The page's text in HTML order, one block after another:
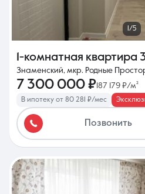
1/5
1-комнатная квартира
Знаменский, мкр. Родные
7 300 000 ₽187 179 ₽/м²
В ипотеку от 80 281 ₽/мес
Позвонить